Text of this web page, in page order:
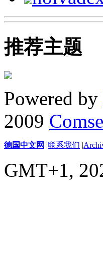
推荐主题
Powered by
2009
德国中文网 |联系我们 |
GMT+1,